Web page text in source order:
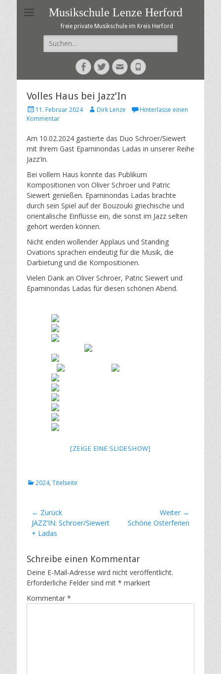
Musikschule Lenze Herford
freie private Musikschule im Kreis Herford
Suche
nach:
Facebook
Twitter
E-
Mail
Telefon
Volles Haus bei Jazz’In
Veröffentlicht
am
11. Februar 2024 AutorDirk Lenze
Hinterlasse einen
Kommentar
Am 10.02.2024 gastierte das Duo Schroer/Siewert
mit Ihrem Gast Epaminondas Ladas in unserer Reihe
Jazz’In.
Bei vollem Haus konnte das Publikum
Kompositionen von Oliver Schroer und Patric
Siewert genießen. Epaminondas Ladas brachte
durch sein Spiel auf der Bouzouki griechische und
orientalische Einflüsse ein, die sonst im Jazz selten
gehört werden können.
Nicht enden wollender Applaus und Standing
Ovations sprachen eindeutig für die Musik, die
Darbietung und die Kompositionen.
Vielen Dank an Oliver Schroer, Patric Siewert und
Epaminondas Ladas für diesen schönen Abend.
[ZEIGE EINE SLIDESHOW]
Kategorien
2024, Titelseite
Beitragsnavigation
← Zurück
Vorheriger
Beitrag:
JAZZ’IN: Schroer/Siewert
+ Ladas
Weiter →
NächsterSchöne Osterferien
Schreibe einen Kommentar
Deine E-Mail-Adresse wird nicht veröffentlicht.
Erforderliche Felder sind mit * markiert
Kommentar *